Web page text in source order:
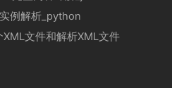
例解析_python
文件和解析XML文件